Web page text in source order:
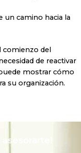
un camino hacia la
comienzo del
de reactivar
mostrar cómo
su organización.